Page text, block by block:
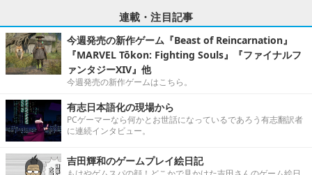
連載・注目記事
今週発売の新作ゲーム『Beast of Reincarnation』
『MARVEL Tōkon: Fighting Souls』『ファイナルフ
ァンタジーXIV』他
今週発売の新作ゲームはこちら。
有志日本語化の現場から
PCゲーマーなら何かとお世話になっているであろう有志翻訳者
に連続インタビュー。
吉田輝和のゲームプレイ絵日記